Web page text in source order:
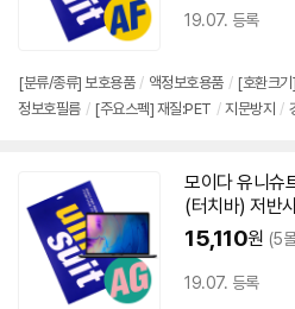
19.07. 등록
[분류/종류] 보호용품 / 액정보호용품 / [호환크기]
정보호필름 / [주요스펙] 재질:PET / 지문방지 /
모이다 유니슈
(터치바) 저반
15,110원 (5
19.07. 등록